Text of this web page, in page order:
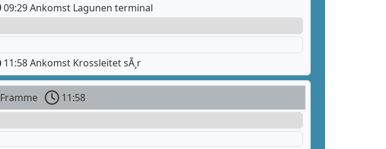
09:29 Ankomst Lagunen terminal
11:58 Ankomst Krossleitet sÃ¸r
Framme
11:58